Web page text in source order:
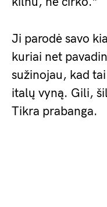
Ji parodė savo
kuriai net
sužinojau, kad
italų vyną. Gili,
Tikra prabanga.